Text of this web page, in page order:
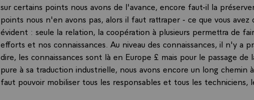
sur certains points nous avons de l'avance, encore faut-il la
points nous n'en avons pas, alors il faut rattraper - ce que vous
évident : seule la relation, la coopération à plusieurs permettra de
efforts et nos connaissances. Au niveau des connaissances, il n'y a
dire, les connaissances sont là en Europe £ mais pour le passage de
pure à sa traduction industrielle, nous avons encore un long chemin
faut pouvoir mobiliser tous les responsables et tous les techniciens,